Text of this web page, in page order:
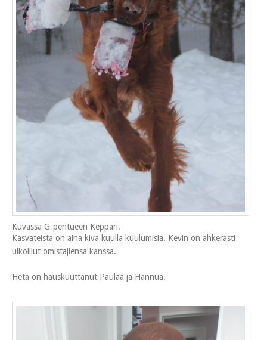
Kuvassa G-pentueen Keppari.
Kasvateista on aina kiva kuulla kuulumisia. Kevin on ahkerasti
ulkoillut omistajiensa kanssa.
Heta on hauskuuttanut Paulaa ja Hannua.